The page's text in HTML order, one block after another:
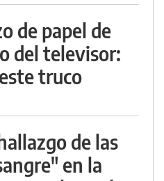
de papel de
del televisor:
truco
de las
en la